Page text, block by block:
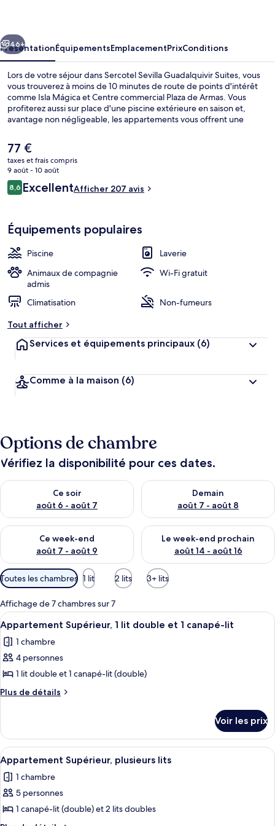
Suivant
46+
PrésentationÉquipementsEmplacementPrixConditions
Lors de votre séjour dans Sercotel Sevilla Guadalquivir Suites, vous
vous trouverez à moins de 10 minutes de route de points d'intérêt
comme Isla Mágica et Centre commercial Plaza de Armas. Vous
profiterez aussi sur place d'une piscine extérieure en saison et,
avantage non négligeable, les appartements vous offrent une
Les autres voyageurs ne disent que du bien en ce qui concerne le
personnel attentionné.
Le
prix
actuel
est
de
77 €
taxes et frais compris
9 août - 10 août
Avis
voyageurs
8,68,6 sur 10
ExcellentAfficher 207 avis
Équipements populaires
Piscine
Laverie
Animaux de compagnie
admis
Wi-Fi gratuit
Climatisation
Non-fumeurs
Tout afficher
Services et équipements principaux (6)
Comme à la maison (6)
Options de chambre
Vérifiez la disponibilité pour ces dates.
Ce soir
août 6 - août 7
Vérifier la disponibilité pour ce soir août 6 - août 7
Demain
août 7 - août 8
Vérifier la disponibilité pour
Ce week-end
août 7 - août 9
Vérifier la disponibilité pour ce week-end août 7 - août 9
Le week-end prochain
août 14 - août 16
Vérifier la disponibilité pour
Filtres
disponibles
pour
les
chambres
Toutes les chambres 1 lit 2 lits 3+ lits
Affichage de 7 chambres sur 7
Afficher
toutes
les
photos
pour
ce
chambre :
Appartement
Supérieur,
lit
double
et
Une chambre avec un grand lit, une
7
Appartement Supérieur, 1 lit double et 1 canapé-lit
1 chambre
4 personnes
1 lit double et 1 canapé-lit (double)
Plus de détails
Plus
le
type
de
chambre
Appartement
Supérieur,
lit
Voir les prix
Afficher
toutes
les
photos
pour
Un salon moderne comprenant un
11
Appartement Supérieur, plusieurs lits
1 chambre
5 personnes
1 canapé-lit (double) et 2 lits doubles